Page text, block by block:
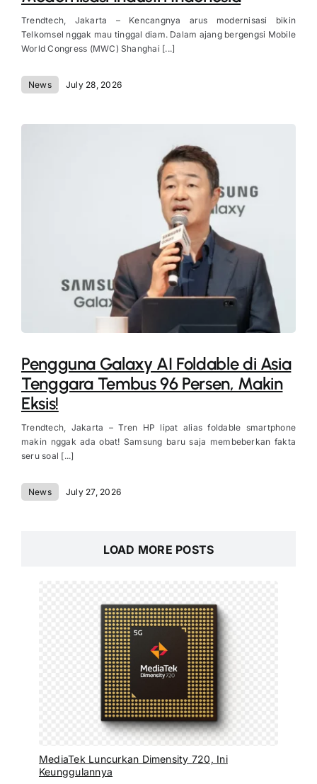
Trendtech, Jakarta – Kencangnya arus modernisasi bikin
Telkomsel nggak mau tinggal diam. Dalam ajang bergengsi Mobile
World Congress (MWC) Shanghai [...]
News July 28, 2026
Pengguna Galaxy AI Foldable di Asia
Tenggara Tembus 96 Persen, Makin
Eksis!
Trendtech, Jakarta – Tren HP lipat alias foldable smartphone
makin nggak ada obat! Samsung baru saja membeberkan fakta
seru soal [...]
News July 27, 2026
LOAD MORE POSTS
MediaTek Luncurkan Dimensity 720, Ini
Keunggulannya